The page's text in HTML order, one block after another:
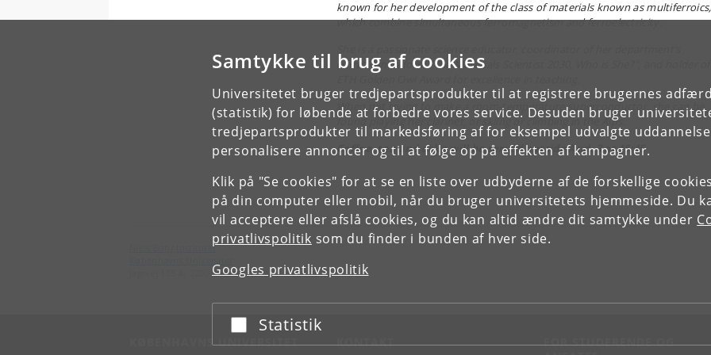
Samtykke til brug af cookies
Universitetet bruger tredjepartsprodukter til at registrere brugernes
(statistik) for løbende at forbedre vores service. Desuden bruger
tredjepartsprodukter til markedsføring af for eksempel udvalgte
personalisere annoncer og til at følge op på effekten af kampagner.
Klik på "Se cookies" for at se en liste over udbyderne af de forskellige
på din computer eller mobil, når du bruger universitetets hjemmeside. Du
vil acceptere eller afslå cookies, og du kan altid ændre dit samtykke under
privatlivspolitik som du finder i bunden af hver side.
Googles privatlivspolitik
Acceptér eller afslå
Statistik
known for her development of the class of materials known as multiferroics,
which combine simultaneous ferromagnetism and ferroelectricity.
curriculum reform "The Materials Scientist 2030, Who is She?", and holder of
When not trying to make a room-temperature superconductor, she can be
found playing her clarinet, or skiing or climbing in the Alps.
Coffee, tea and cake will be served outside Aud. 3 at 15:45
Niels Bohr Institutet
Jagtvej 155 A, 2200 København N.
KØBENHAVNS UNIVERSITET KONTAKT
FOR STUDERENDE OG